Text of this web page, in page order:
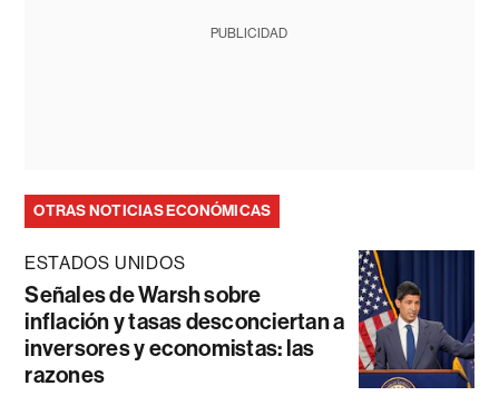
PUBLICIDAD
OTRAS NOTICIAS ECONÓMICAS
ESTADOS UNIDOS
Señales de Warsh sobre
inflación y tasas desconciertan a
inversores y economistas: las
razones